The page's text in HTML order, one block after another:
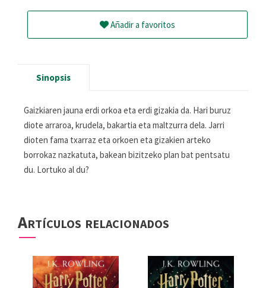
Añadir a favoritos
Sinopsis
Gaizkiaren jauna erdi orkoa eta erdi gizakia da. Hari buruz
diote arraroa, krudela, bakartia eta maltzurra dela. Jarri
dioten fama txarraz eta orkoen eta gizakien arteko
borrokaz nazkatuta, bakean bizitzeko plan bat pentsatu
du. Lortuko al du?
Artículos relacionados